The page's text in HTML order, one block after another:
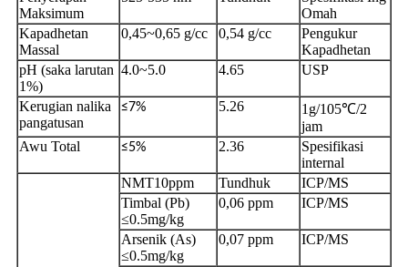
Maksimum
Omah
Kapadhetan
Massal
0,45~0,65 g/cc 0,54 g/cc
Pengukur
Kapadhetan
pH (saka larutan
1%)
4.0~5.0 4.65 USP
Kerugian nalika
pangatusan
≤7% 5.26
1g/105℃/2
jam
Awu Total
≤5% 2.36
Spesifikasi
internal
NMT10ppm Tundhuk
ICP/MS
Timbal (Pb)
≤0.5mg/kg
0,06 ppm ICP/MS
Arsenik (As)
≤0.5mg/kg
0,07 ppm ICP/MS